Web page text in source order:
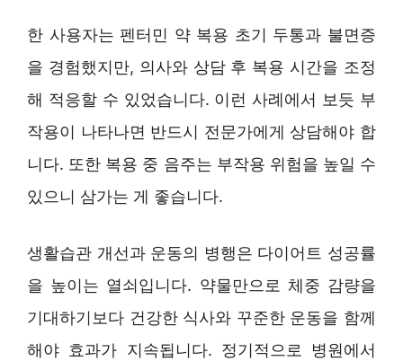
한 사용자는 펜터민 약 복용 초기 두통과 불면증
을 경험했지만, 의사와 상담 후 복용 시간을 조정
해 적응할 수 있었습니다. 이런 사례에서 보듯 부
작용이 나타나면 반드시 전문가에게 상담해야 합
니다. 또한 복용 중 음주는 부작용 위험을 높일 수
있으니 삼가는 게 좋습니다.
생활습관 개선과 운동의 병행은 다이어트 성공률
을 높이는 열쇠입니다. 약물만으로 체중 감량을
기대하기보다 건강한 식사와 꾸준한 운동을 함께
해야 효과가 지속됩니다. 정기적으로 병원에서